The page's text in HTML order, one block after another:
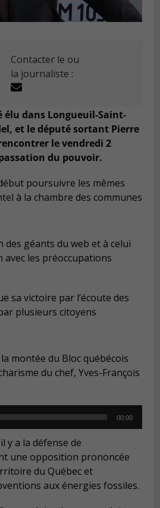
Contacter le ou
la journaliste :
élu dans Longueuil-Saint-
et le député sortant Pierre
le vendredi 2
du pouvoir.
poursuivre les mêmes
à la chambre des communes
des géants du web et à celui
avec les préoccupations
sa victoire par l’écoute des
plusieurs citoyens
la montée du Bloc québécois
du chef, Yves-François
00:00
y a la défense de
une opposition prononcée
du Québec et
aux énergies fossiles.